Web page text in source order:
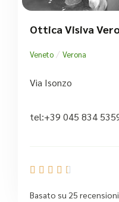
Ottica Visiva
Veneto / Verona
Via Isonzo
tel:+39 045 834
    
Basato su 25 recensioni